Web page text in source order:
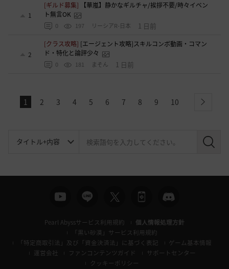
1
[ギルド募集]
【華嵐】静かなギルチャ/挨拶不要/時々イベン
ト無言OK
0 197 リーシアR-日本 1 日前
2
[クラス攻略] [エージェント攻略]スキルコンボ動画・コマン
ド・特化と論評少々
0 181 まそん 1 日前
1 2 3 4 5 6 7 8 9 10 next
検
Pearl Abyssサービス利用規約
個人情報処理方針
「黒い砂漠」サービス利用規約
「特定商取引法」及び「資金決済法」に基づく表記
ゲーム基本情報
運営会社
ファンコンテンツガイド
サポートセンター
クッキーポリシー